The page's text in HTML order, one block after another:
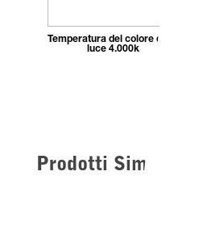
Temperatura del colore della
luce 4.000k
Prodotti Simili